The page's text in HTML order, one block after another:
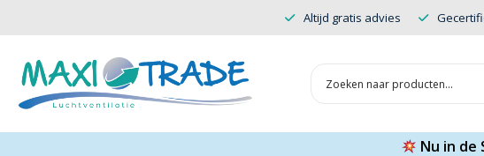
Altijd gratis advies
Nu in de